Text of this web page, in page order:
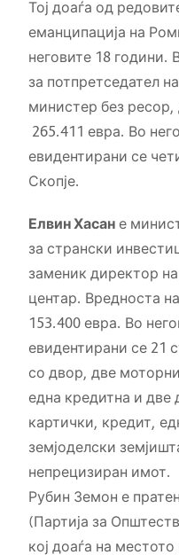
Тој доаѓа од
еманципација на
неговите 18 години.
за потпретседател
министер без
265.411 евра. Во
евидентирани се
Скопје.
Елвин Хасан е
за странски
заменик директор
центар. Вредноста
153.400 евра. Во
евидентирани се 21
со двор, две
една кредитна и две
картички, кредит,
земјоделски
непрецизиран имот.
Рубин Земон е
(Партија за
кој доаѓа на